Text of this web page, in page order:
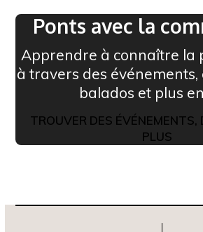
Ponts avec la
Apprendre à connaître la
à travers des événements,
balados et plus
TROUVER DES ÉVÉNEMENTS,
PLUS